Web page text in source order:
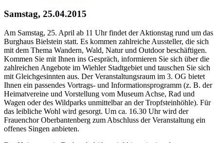
Samstag, 25.04.2015
Am Samstag, 25. April ab 11 Uhr findet der Aktionstag rund um das
Burghaus Bielstein statt. Es kommen zahlreiche Aussteller, die sich
mit dem Thema Wandern, Wald, Natur und Outdoor beschäftigen.
Kommen Sie mit Ihnen ins Gespräch, informieren Sie sich über die
zahlreichen Angebote im Wiehler Stadtgebiet und tauschen Sie sich
mit Gleichgesinnten aus. Der Veranstaltungsraum im 3. OG bietet
Ihnen ein passendes Vortrags- und Informationsprogramm (z. B. der
Heimatvereine und Vorstellung vom Museum Achse, Rad und
Wagen oder des Wildparks unmittelbar an der Tropfsteinhöhle). Für
das leibliche Wohl wird gesorgt. Um ca. 16.30 Uhr wird der
Frauenchor Oberbantenberg zum Abschluss der Veranstaltung ein
offenes Singen anbieten.